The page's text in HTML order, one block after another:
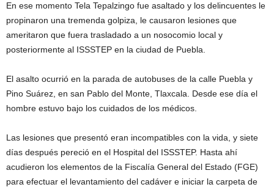
En ese momento Tela Tepalzingo fue asaltado y los delincuentes le
propinaron una tremenda golpiza, le causaron lesiones que
ameritaron que fuera trasladado a un nosocomio local y
posteriormente al ISSSTEP en la ciudad de Puebla.
El asalto ocurrió en la parada de autobuses de la calle Puebla y
Pino Suárez, en san Pablo del Monte, Tlaxcala. Desde ese día el
hombre estuvo bajo los cuidados de los médicos.
Las lesiones que presentó eran incompatibles con la vida, y siete
días después pereció en el Hospital del ISSSTEP. Hasta ahí
acudieron los elementos de la Fiscalía General del Estado (FGE)
para efectuar el levantamiento del cadáver e iniciar la carpeta de